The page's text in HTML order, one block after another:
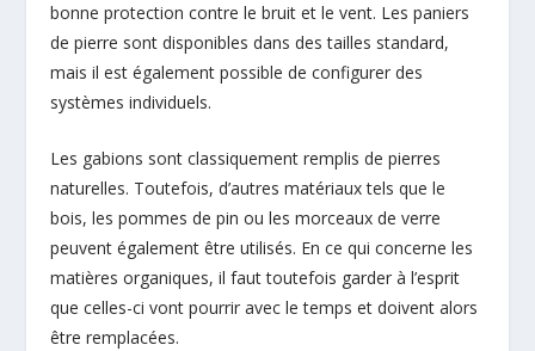
bonne protection contre le bruit et le vent. Les paniers
de pierre sont disponibles dans des tailles standard,
mais il est également possible de configurer des
systèmes individuels.
Les gabions sont classiquement remplis de pierres
naturelles. Toutefois, d’autres matériaux tels que le
bois, les pommes de pin ou les morceaux de verre
peuvent également être utilisés. En ce qui concerne les
matières organiques, il faut toutefois garder à l’esprit
que celles-ci vont pourrir avec le temps et doivent alors
être remplacées.